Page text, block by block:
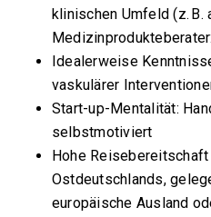
klinischen Umfeld (z. B.
Idealerweise
vaskulärer
Start-up-Mentalität:
selbstmotiviert
Hohe Reisebereitschaft
Ostdeutschlands,
europäische Ausland